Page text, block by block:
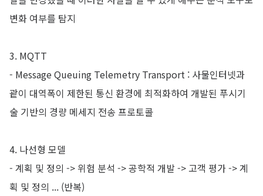
변화 여부를 탐지
3. MQTT
- Message Queuing Telemetry Transport : 사물인터넷과
괕이 대역폭이 제한된 통신 환경에 최적화하여 개발된 푸시기
술 기반의 경량 메세지 전송 프로토콜
4. 나선형 모델
- 계획 및 정의 -> 위험 분석 -> 공학적 개발 -> 고객 평가 -> 계
획 및 정의 ... (반복)